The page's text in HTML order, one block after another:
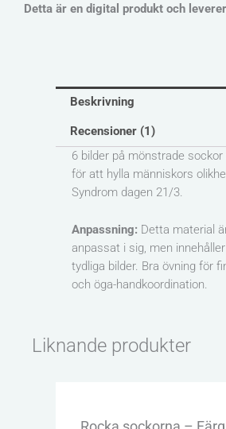
Detta är en digital produkt och
Beskrivning
Recensioner (1)
6 bilder på mönstrade
för att hylla människors
Syndrom dagen 21/3.
Anpassning: Detta material
anpassat i sig, men
tydliga bilder. Bra övning för
och öga-handkoordination.
Liknande produkter